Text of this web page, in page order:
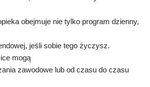
obejmuje nie tylko program dzienny,
jeśli sobie tego życzysz.
mogą
zawodowe lub od czasu do czasu